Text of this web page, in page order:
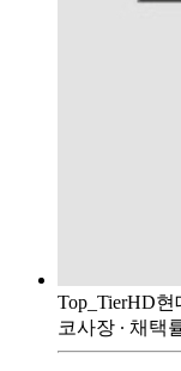
Top_TierHD현
코사장 ∙ 채택